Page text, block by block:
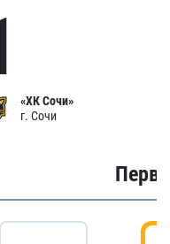
«ХК Сочи»
г. Сочи